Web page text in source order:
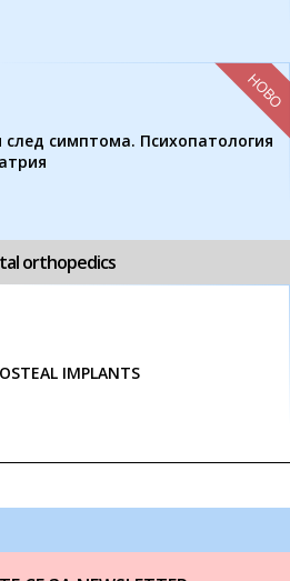
след симптома. Психопатология
НОВО
orthopedics
IMPLANTS